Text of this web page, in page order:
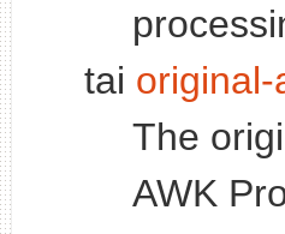
tai original-
The
AWK